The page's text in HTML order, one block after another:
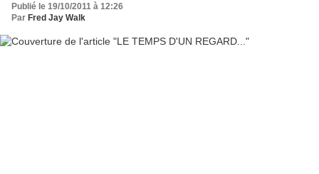
Publié le 19/10/2011 à 12:26
Par Fred Jay Walk